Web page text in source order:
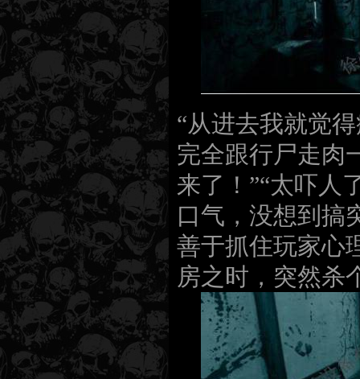
“从进去我就觉
完全跟行尸走肉
来了！”“太吓人
口气，没想到搞
善于抓住玩家心
房之时，突然杀